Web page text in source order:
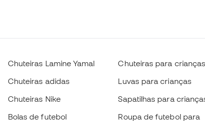
Chuteiras Lamine Yamal
Chuteiras adidas
Chuteiras Nike
Bolas de futebol
Chuteiras para crianças
Luvas para crianças
Sapatilhas para
Roupa de futebol para